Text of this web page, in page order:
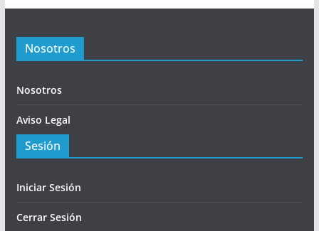
Nosotros
Nosotros
Aviso Legal
Sesión
Iniciar Sesión
Cerrar Sesión